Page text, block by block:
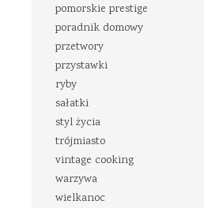
pomorskie prestige
poradnik domowy
przetwory
przystawki
ryby
sałatki
styl życia
trójmiasto
vintage cooking
warzywa
wielkanoc